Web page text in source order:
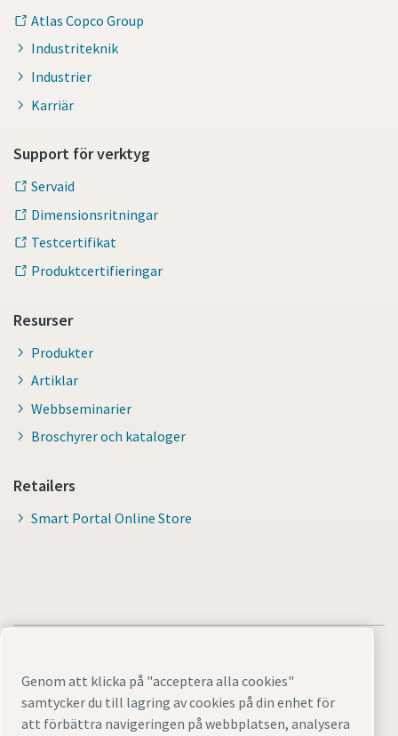
Atlas Copco Group
Industriteknik
Industrier
Karriär
Support för verktyg
Servaid
Dimensionsritningar
Testcertifikat
Produktcertifieringar
Resurser
Produkter
Artiklar
Webbseminarier
Broschyrer och kataloger
Retailers
Smart Portal Online Store
Juridisk information och sekretessmeddelanden
Genom att klicka på "acceptera alla cookies"
samtycker du till lagring av cookies på din enhet för
att förbättra navigeringen på webbplatsen, analysera